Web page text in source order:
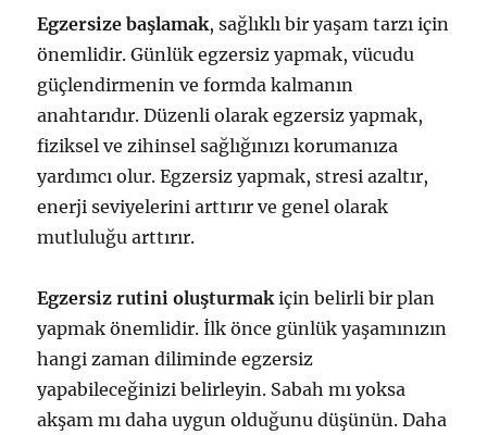
Egzersize başlamak, sağlıklı bir yaşam tarzı için
önemlidir. Günlük egzersiz yapmak, vücudu
güçlendirmenin ve formda kalmanın
anahtarıdır. Düzenli olarak egzersiz yapmak,
fiziksel ve zihinsel sağlığınızı korumanıza
yardımcı olur. Egzersiz yapmak, stresi azaltır,
enerji seviyelerini arttırır ve genel olarak
mutluluğu arttırır.
Egzersiz rutini oluşturmakiçin belirli bir plan
yapmak önemlidir. İlk önce günlük yaşamınızın
hangi zaman diliminde egzersiz
yapabileceğinizi belirleyin. Sabah mı yoksa
akşam mı daha uygun olduğunu düşünün. Daha